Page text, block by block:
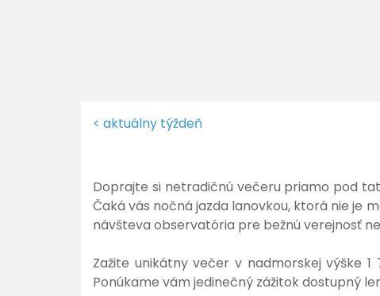
< aktuálny týždeň
Doprajte si netradičnú večeru priamo pod
Čaká vás nočná jazda lanovkou, ktorá nie je
návšteva observatória pre bežnú verejnosť
Zažite unikátny večer v nadmorskej výške
Ponúkame vám jedinečný zážitok dostupný